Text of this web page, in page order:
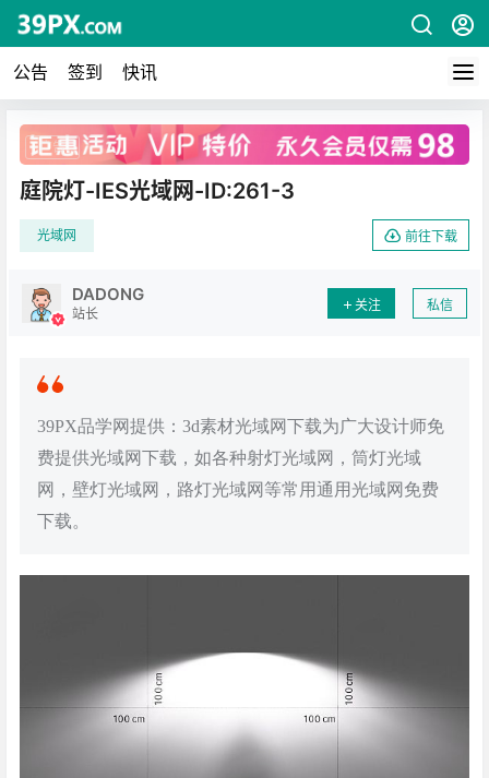
公告 签到 快讯
广告
庭院灯-IES光域网-ID:261-3
光域网 前往下载
DADONG
站长
关注 私信
39PX品学网提供：3d素材光域网下载为广大设计师免
费提供光域网下载，如各种射灯光域网，筒灯光域
网，壁灯光域网，路灯光域网等常用通用光域网免费
下载。